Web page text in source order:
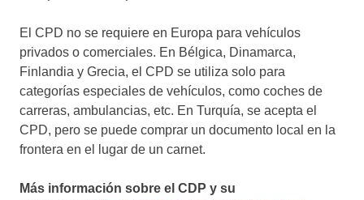
El CPD no se requiere en Europa para vehículos
privados o comerciales. En Bélgica, Dinamarca,
Finlandia y Grecia, el CPD se utiliza solo para
categorías especiales de vehículos, como coches de
carreras, ambulancias, etc. En Turquía, se acepta el
CPD, pero se puede comprar un documento local en la
frontera en el lugar de un carnet.
Más información sobre el CDP y su